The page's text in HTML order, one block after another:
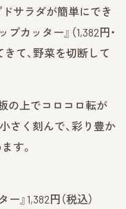
サラダが簡単にでき
カッター』（1,382円・
て、野菜を切断して
の上でコロコロ転が
さく刻んで、彩り豊か
す。
』1,382円（税込）